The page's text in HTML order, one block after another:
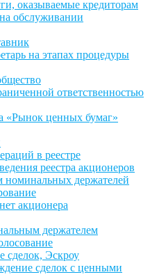
оказываемые кредиторам
обслуживании
на этапах процедуры
ответственностью
«Рынок ценных бумаг»
в реестре
реестра акционеров
номинальных держателей
акционера
держателем
сделок, Эскроу
сделок с ценными